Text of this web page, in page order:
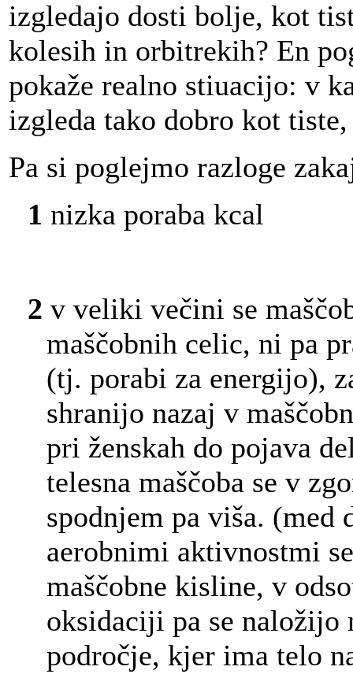
izgledajo dosti bolje, kot
kolesih in orbitrekih? En
pokaže realno stiuacijo: v
izgleda tako dobro kot
Pa si poglejmo razloge
1 nizka poraba kcal
2 v veliki večini se
maščobnih celic, ni pa
(tj. porabi za energijo),
shranijo nazaj v
pri ženskah do pojava
telesna maščoba se v
spodnjem pa viša.
aerobnimi aktivnostmi
maščobne kisline, v
oksidaciji pa se naložijo
področje, kjer ima telo